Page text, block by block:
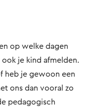
op welke dagen
je kind afmelden.
heb je gewoon een
ons dan vooral zo
pedagogisch